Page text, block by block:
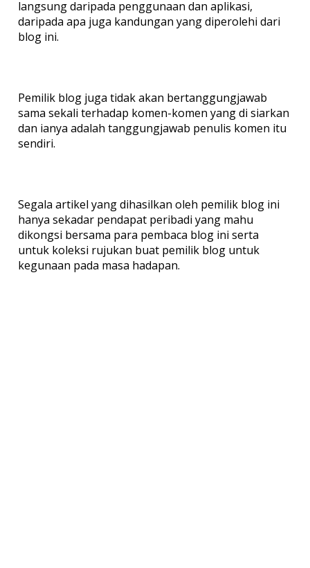
langsung daripada penggunaan dan aplikasi,
daripada apa juga kandungan yang diperolehi dari
blog ini.
Pemilik blog juga tidak akan bertanggungjawab
sama sekali terhadap komen-komen yang di siarkan
dan ianya adalah tanggungjawab penulis komen itu
sendiri.
Segala artikel yang dihasilkan oleh pemilik blog ini
hanya sekadar pendapat peribadi yang mahu
dikongsi bersama para pembaca blog ini serta
untuk koleksi rujukan buat pemilik blog untuk
kegunaan pada masa hadapan.